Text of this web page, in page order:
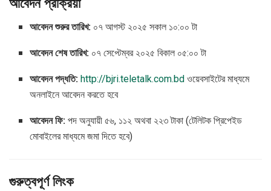
আবেদন শুরুর তারিখ: ০৭ আগস্ট ২০২৫ সকাল ১০:০০ টা
আবেদন শেষ তারিখ: ০৭ সেপ্টেম্বর ২০২৫ বিকাল ০৫:০০ টা
আবেদন পদ্ধতি: http://bjri.teletalk.com.bd ওয়েবসাইটের মাধ্যমে
অনলাইনে আবেদন করতে হবে
আবেদন ফি: পদ অনুযায়ী ৫৬, ১১২ অথবা ২২৩ টাকা (টেলিটক প্রিপেইড
মোবাইলের মাধ্যমে জমা দিতে হবে)
গুরুত্বপূর্ণ লিংক